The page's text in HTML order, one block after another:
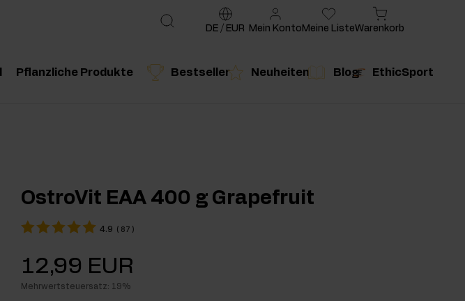
Pflanzliche Produkte Bestseller Neuheiten Blog EthicSport
DE / EUR Mein Konto Meine ListeWarenkorb
OstroVit EAA 400 g Grapefruit
4.9 ( 87 )
12,99 EUR
Mehrwertsteuersatz: 19%